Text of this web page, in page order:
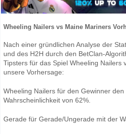
Wheeling Nailers vs Maine Mariners
Nach einer gründlichen Analyse der
und des H2H durch den BetClan-
Tipsters für das Spiel Wheeling Nailers
unsere Vorhersage:
Wheeling Nailers für den Gewinner
Wahrscheinlichkeit von 62%.
Gerade für Gerade/Ungerade mit der